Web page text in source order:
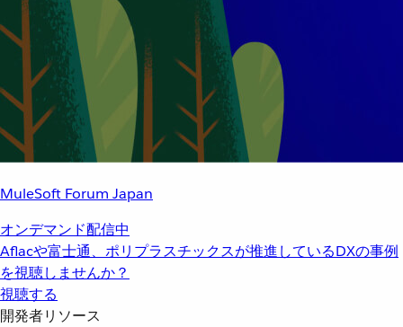
MuleSoft Forum Japan
オンデマンド配信中
Aflacや富士通、ポリプラスチックスが推進しているDXの事例
を視聴しませんか？
視聴する
開発者リソース